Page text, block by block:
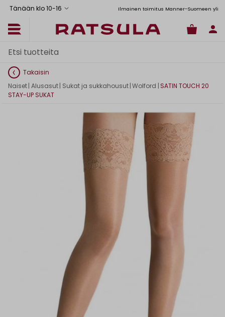
Tänään klo 10-16
Toimituskulut alk. 6,90€ Ilmainen toimitus Manner-Suomeen yli
Takaisin
Naiset| Alusasut| Sukat ja sukkahousut |Wolford | SATIN TOUCH 20
STAY-UP SUKAT